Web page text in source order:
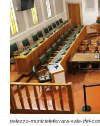
palazzo-municialeferrara-sala-del-